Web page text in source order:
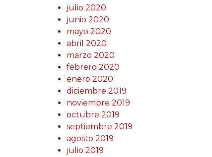
julio 2020
junio 2020
mayo 2020
abril 2020
marzo 2020
febrero 2020
enero 2020
diciembre 2019
noviembre 2019
octubre 2019
septiembre 2019
agosto 2019
julio 2019